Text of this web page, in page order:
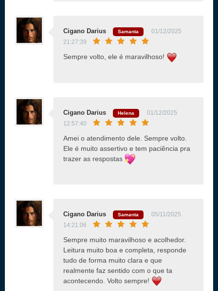
Cigano Darius Samanta
01/12/2025
21:27:39
Sempre volto, ele é maravilhoso!
Cigano Darius Helena
01/12/2025
12:57:40
Amei o atendimento dele. Sempre volto.
Ele é muito assertivo e tem paciência pra
trazer as respostas
Cigano Darius Samanta
05/11/2025
14:21:06
Sempre muito maravilhoso e acolhedor.
Leitura muito boa e completa, responde
tudo de forma muito clara e que
realmente faz sentido com o que ta
acontecendo. Volto sempre!